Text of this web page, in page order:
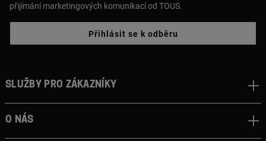
přijímání marketingových komunikací od TOUS.
Přihlásit se k odběru
Služby pro zákazníky
O nás